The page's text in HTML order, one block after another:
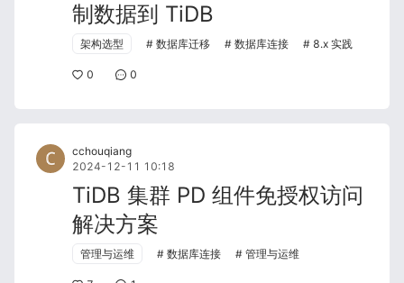
制数据到 TiDB
架构选型 数据库迁移 数据库连接 8.x 实践
0 0
cchouqiang
2024-12-11 10:18
TiDB 集群 PD 组件免授权访问
解决方案
管理与运维 数据库连接 管理与运维